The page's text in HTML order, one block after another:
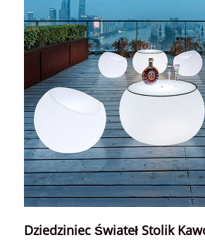
Dziedziniec Świateł Stolik